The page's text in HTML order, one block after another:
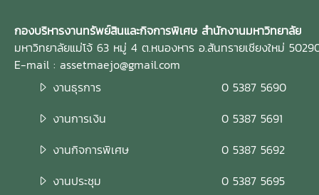
กองบริหารงานทรัพย์สินและกิจการพิเศษ สำนักงานมหาวิทยาลัย
มหาวิทยาลัยแม่โจ้ 63 หมู่ 4 ต.หนองหาร อ.สันทรายเชียงใหม่
E-mail : assetmaejo@gmail.com
งานธุรการ
0 5387 5690
งานการเงิน
0 5387 5691
งานกิจการพิเศษ
0 5387 5692
งานประชุม
0 5387 5695